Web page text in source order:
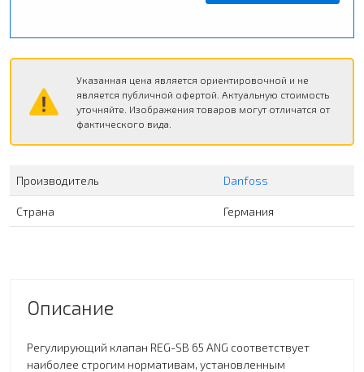
Указанная цена является ориентировочной и не
является публичной офертой. Актуальную стоимость
уточняйте. Изображения товаров могут отличатся от
фактического вида.
Производитель Danfoss
Страна Германия
Описание
Регулирующий клапан REG-SB 65 ANG соответствует
наиболее строгим нормативам, установленным